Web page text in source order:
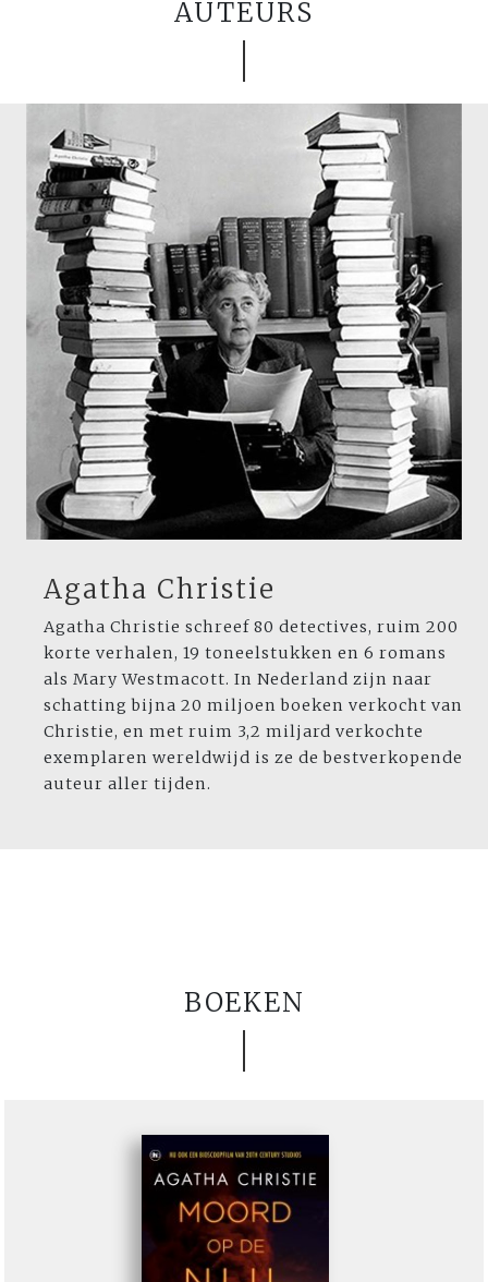
AUTEURS
Agatha Christie
Agatha Christie schreef 80 detectives, ruim 200
korte verhalen, 19 toneelstukken en 6 romans
als Mary Westmacott. In Nederland zijn naar
schatting bijna 20 miljoen boeken verkocht van
Christie, en met ruim 3,2 miljard verkochte
exemplaren wereldwijd is ze de bestverkopende
auteur aller tijden.
BOEKEN